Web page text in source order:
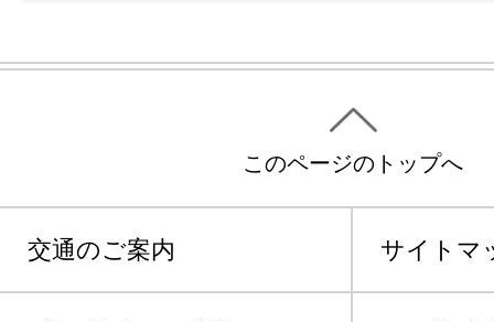
このページのトップへ
交通のご案内 サイトマ